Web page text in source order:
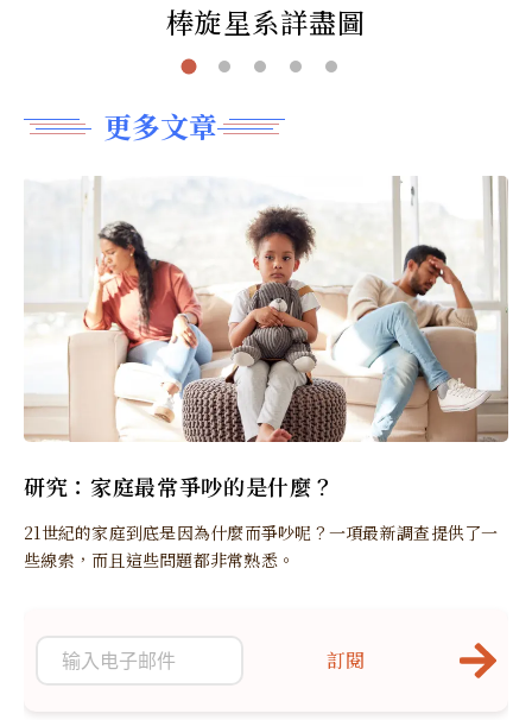
棒旋星系詳盡圖
更多文章
研究：家庭最常爭吵的是什麼？
21世紀的家庭到底是因為什麼而爭吵呢？一項最新調查提供了一
些線索，而且這些問題都非常熟悉。
訂閱